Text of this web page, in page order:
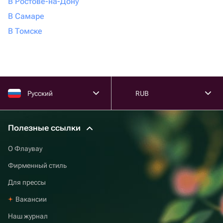
в срок. На Flowwow возможна доставка по номеру
телефона.
В Самаре
В Томске
Русский RUB
Полезные ссылки
О Флаувау
Фирменный стиль
Для прессы
Вакансии
Наш журнал